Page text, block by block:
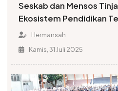
Seskab dan Mensos
Ekosistem Pendidikan
Hermansah
Kamis, 31 Juli 2025